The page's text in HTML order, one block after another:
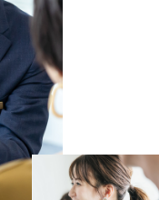
2026/07/01